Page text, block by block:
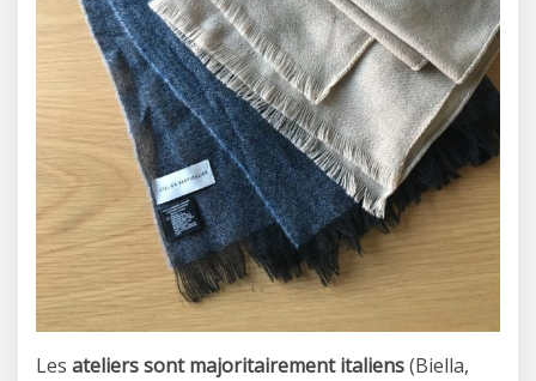
Les ateliers sont majoritairement italiens(Biella,